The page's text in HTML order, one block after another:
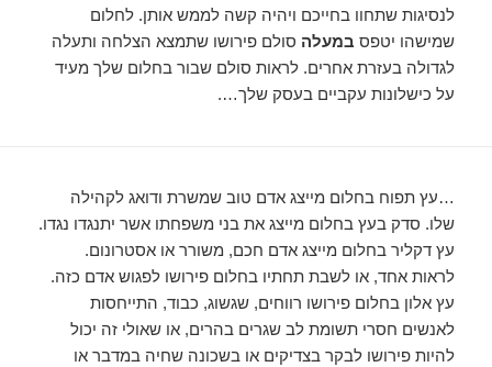
לנסיגות שתחוו בחייכם ויהיה קשה לממש אותן. לחלום
שמישהו יטפס במעלה סולם פירושו שתמצא הצלחה ותעלה
לגדולה בעזרת אחרים. לראות סולם שבור בחלום שלך מעיד
על כישלונות עקביים בעסק שלך….
…עץ תפוח בחלום מייצג אדם טוב שמשרת ודואג לקהילה
שלו. סדק בעץ בחלום מייצג את בני משפחתו אשר יתנגדו נגדו.
עץ דקליר בחלום מייצג אדם חכם, משורר או אסטרונום.
לראות אחד, או לשבת תחתיו בחלום פירושו לפגוש אדם כזה.
עץ אלון בחלום פירושו רווחים, שגשוג, כבוד, התייחסות
לאנשים חסרי תשומת לב שגרים בהרים, או שאולי זה יכול
להיות פירושו לבקר בצדיקים או בשכונה שחיה במדבר או